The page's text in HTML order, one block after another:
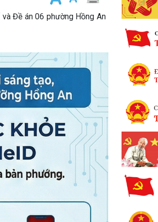
Đề án 06 phường Hồng An